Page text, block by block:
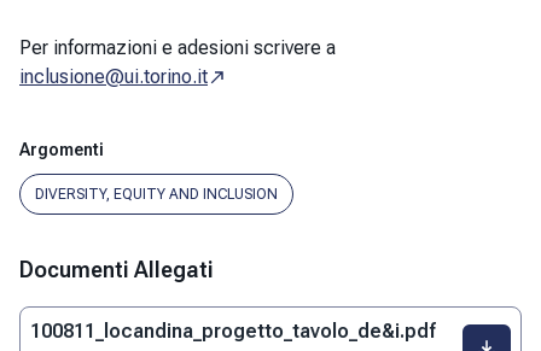
Per informazioni e adesioni scrivere a
inclusione@ui.torino.it
Argomenti
DIVERSITY, EQUITY AND INCLUSION
Documenti Allegati
100811_locandina_progetto_tavolo_de&i.pdf